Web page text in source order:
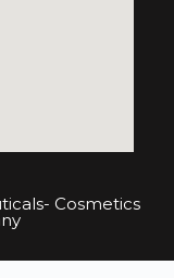
Cosmetics